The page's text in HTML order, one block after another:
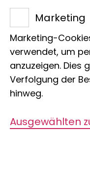
Art
Schulklasse/
Marketing
Marketing-
verwendet, um
anzuzeigen. Dies
Verfolgung der
hinweg.
Ausgewählten